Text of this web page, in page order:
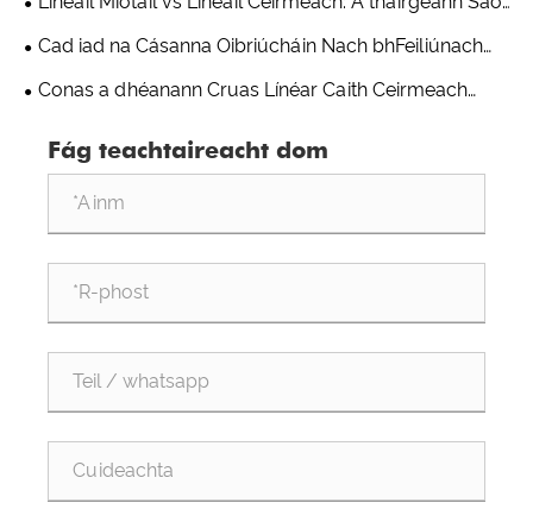
Shandong Qishuai
Seirbhíse Níos faide i dTimpeallacht Ard-Abrasion?
Cad iad na Cásanna Oibriúcháin Nach bhFeiliúnach
d'Úsáid Feadáin Ilchodacha Ceirmeacha atá
Conas a dhéanann Cruas Línéar Caith Ceirmeach
Fág teachtaireacht dom